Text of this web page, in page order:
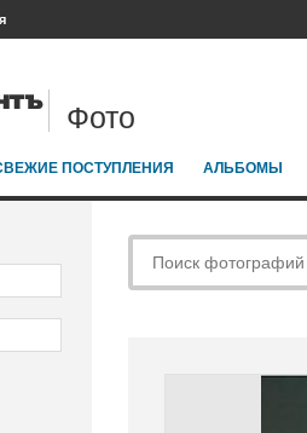
Фото
ПОСТУПЛЕНИЯ АЛЬБОМЫ